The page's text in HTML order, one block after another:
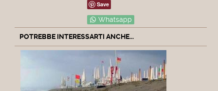
Save
Whatsapp
POTREBBE INTERESSARTI ANCHE...